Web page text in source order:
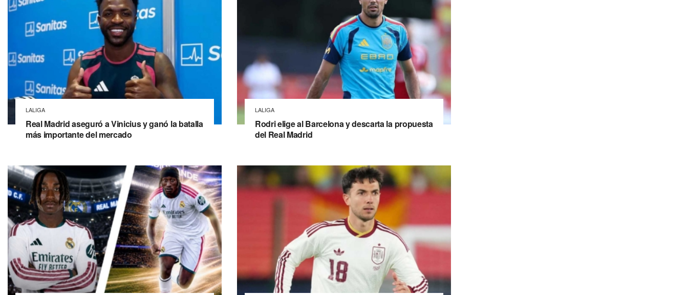
LALIGA
Real Madrid aseguró a Vinicius y ganó la batalla
más importante del mercado
LALIGA
Rodri elige al Barcelona y descarta la propuesta
del Real Madrid